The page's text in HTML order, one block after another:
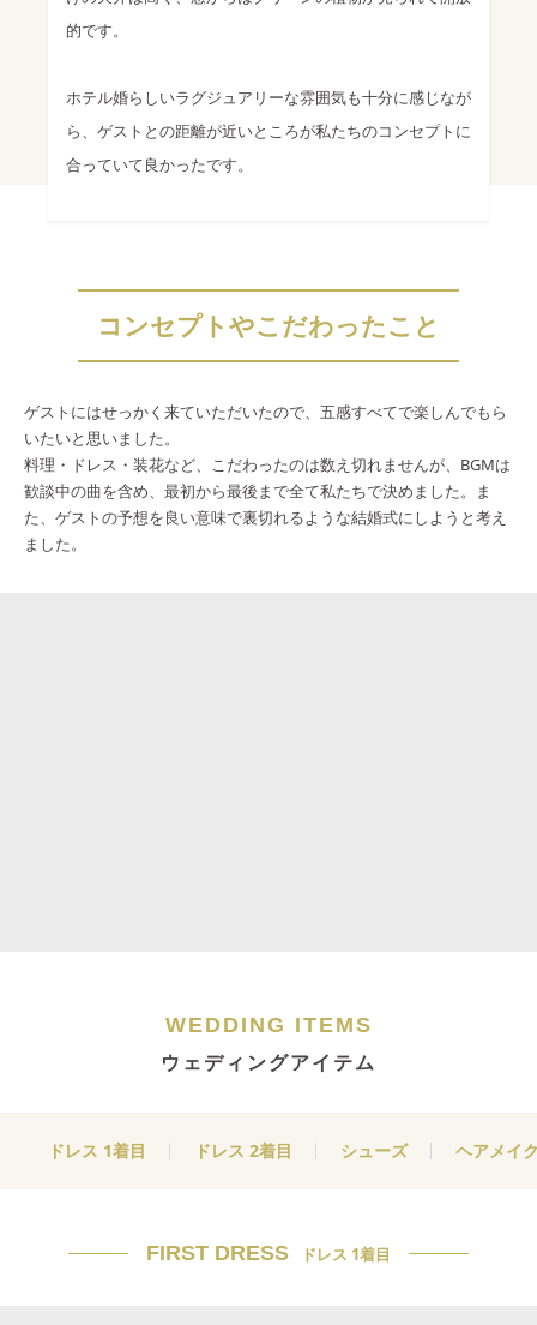
的です。
ホテル婚らしいラグジュアリーな雰囲気も十分に感じなが
ら、ゲストとの距離が近いところが私たちのコンセプトに
合っていて良かったです。
コンセプトやこだわったこと
ゲストにはせっかく来ていただいたので、五感すべてで楽しんでもら
いたいと思いました。
料理・ドレス・装花など、こだわったのは数え切れませんが、BGMは
歓談中の曲を含め、最初から最後まで全て私たちで決めました。ま
た、ゲストの予想を良い意味で裏切れるような結婚式にしようと考え
ました。
WEDDING ITEMS
ウェディングアイテム
ドレス 1着目 ドレス 2着目 シューズ ヘアメイ
FIRST DRESS ドレス 1着目